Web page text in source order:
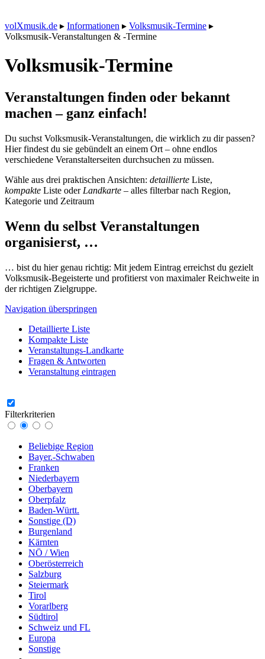
volXmusik.de ▸ Informationen ▸ Volksmusik-Termine ▸
Volksmusik-Veranstaltungen & -Termine
Volksmusik-Termine
Veranstaltungen finden oder bekannt
machen – ganz einfach!
Du suchst Volksmusik-Veranstaltungen, die wirklich zu dir passen?
Hier findest du sie gebündelt an einem Ort – ohne endlos
verschiedene Veranstalterseiten durchsuchen zu müssen.
Wähle aus drei praktischen Ansichten: detaillierte Liste,
kompakte Liste oder Landkarte – alles filterbar nach Region,
Kategorie und Zeitraum
Wenn du selbst Veranstaltungen
organisierst, …
… bist du hier genau richtig: Mit jedem Eintrag erreichst du gezielt
Volksmusik-Begeisterte und profitierst von maximaler Reichweite in
der richtigen Zielgruppe.
Navigation überspringen
Detaillierte Liste
Kompakte Liste
Veranstaltungs-Landkarte
Fragen & Antworten
Veranstaltung eintragen
Filterkriterien
Beliebige Region
Bayer.-Schwaben
Franken
Niederbayern
Oberbayern
Oberpfalz
Baden-Württ.
Sonstige (D)
Burgenland
Kärnten
NÖ / Wien
Oberösterreich
Salzburg
Steiermark
Tirol
Vorarlberg
Südtirol
Schweiz und FL
Europa
Sonstige